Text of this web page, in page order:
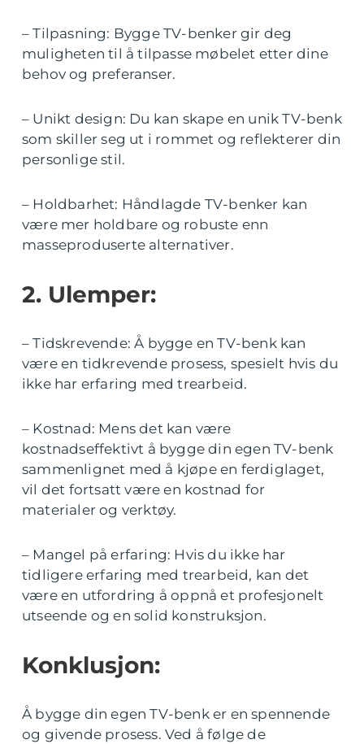
– Tilpasning: Bygge TV-benker gir deg
muligheten til å tilpasse møbelet etter dine
behov og preferanser.
– Unikt design: Du kan skape en unik TV-benk
som skiller seg ut i rommet og reflekterer din
personlige stil.
– Holdbarhet: Håndlagde TV-benker kan
være mer holdbare og robuste enn
masseproduserte alternativer.
2. Ulemper:
– Tidskrevende: Å bygge en TV-benk kan
være en tidkrevende prosess, spesielt hvis du
ikke har erfaring med trearbeid.
– Kostnad: Mens det kan være
kostnadseffektivt å bygge din egen TV-benk
sammenlignet med å kjøpe en ferdiglaget,
vil det fortsatt være en kostnad for
materialer og verktøy.
– Mangel på erfaring: Hvis du ikke har
tidligere erfaring med trearbeid, kan det
være en utfordring å oppnå et profesjonelt
utseende og en solid konstruksjon.
Konklusjon:
Å bygge din egen TV-benk er en spennende
og givende prosess. Ved å følge de